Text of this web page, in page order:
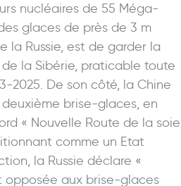
nucléaires de 55 Méga-
glaces de près de 3 m
la Russie, est de garder la
la Sibérie, praticable toute
2025. De son côté, la Chine
brise-glaces, en
« Nouvelle Route de la soie
comme un Etat
la Russie déclare «
opposée aux brise-glaces